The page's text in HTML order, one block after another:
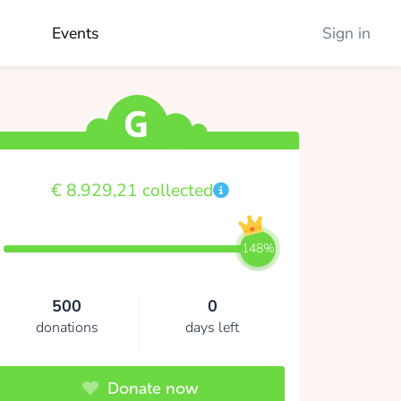
Events Sign in
€ 8.929,21 collected
148%
500
donations
0
days left
Donate now